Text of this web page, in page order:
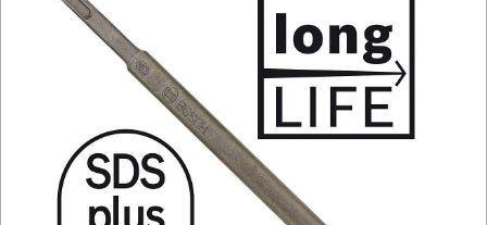
Korony
do
wiertnic
Korony
uniwersalne